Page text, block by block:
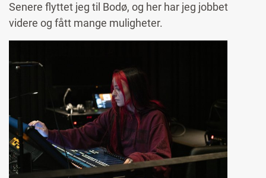
Senere flyttet jeg til Bodø, og her har jeg jobbet
videre og fått mange muligheter.